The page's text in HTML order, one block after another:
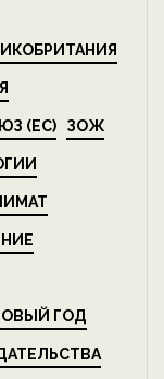
(ЕС) ЗОЖ
ГОД